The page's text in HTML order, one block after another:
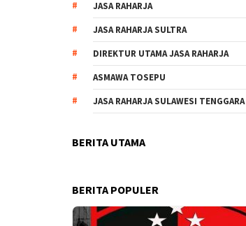
JASA RAHARJA
JASA RAHARJA SULTRA
DIREKTUR UTAMA JASA RAHARJA
ASMAWA TOSEPU
JASA RAHARJA SULAWESI TENGGARA
BERITA UTAMA
BERITA POPULER